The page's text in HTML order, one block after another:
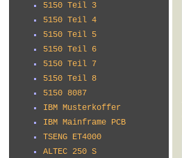
5150 Teil 3
5150 Teil 4
5150 Teil 5
5150 Teil 6
5150 Teil 7
5150 Teil 8
5150 8087
IBM Musterkoffer
IBM Mainframe PCB
TSENG ET4000
ALTEC 250 S